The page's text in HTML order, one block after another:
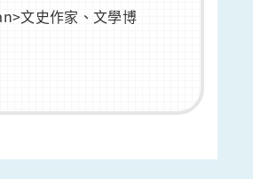
文史作家、文學博